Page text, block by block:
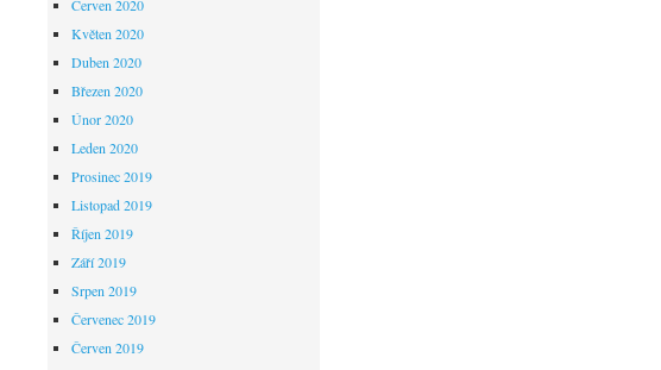
Červen 2020
Květen 2020
Duben 2020
Březen 2020
Únor 2020
Leden 2020
Prosinec 2019
Listopad 2019
Říjen 2019
Září 2019
Srpen 2019
Červenec 2019
Červen 2019